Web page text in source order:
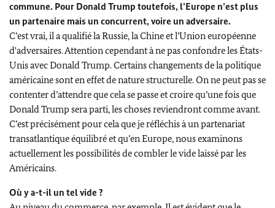
commune. Pour Donald Trump toutefois, l’Europe n’est plus
un partenaire mais un concurrent, voire un adversaire.
C’est vrai, il a qualifié la Russie, la Chine et l’Union européenne
d'adversaires. Attention cependant à ne pas confondre les États-
Unis avecDonald Trump. Certains changements de la politique
américaine sont en effet de nature structurelle. On ne peut pas se
contenter d’attendre que cela se passe et croire qu’une fois que
Donald Trump sera parti, les choses reviendront comme avant.
C’est précisément pour cela que je réfléchis à un partenariat
transatlantique équilibré et qu’en Europe, nous examinons
actuellement les possibilités de combler le vide laissé par les
Américains.
Où y a-t-il un tel vide ?